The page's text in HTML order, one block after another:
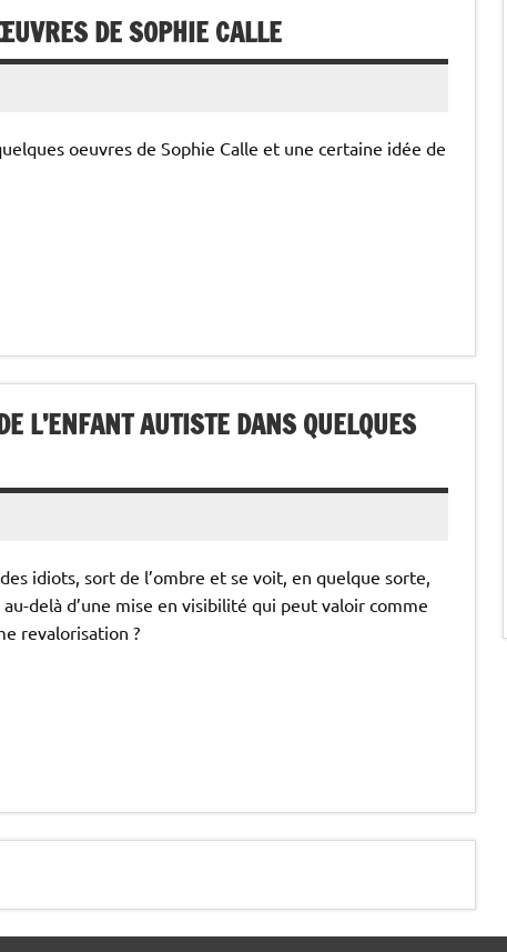
DE SOPHIE CALLE
oeuvres de Sophie Calle et une certaine idée de
L’ENFANT AUTISTE DANS QUELQUES
idiots, sort de l’ombre et se voit, en quelque sorte,
delà d’une mise en visibilité qui peut valoir comme
revalorisation ?